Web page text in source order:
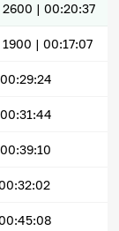
2600 | 00:20:37
1900 | 00:17:07
00:29:24
00:31:44
00:39:10